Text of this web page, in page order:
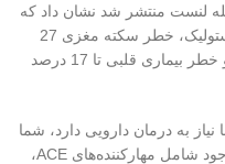
لنست منتشر شد نشان داد که
به ازای هر کاهش 10 در فشار خون سیستولیک، خطر سکته مغزی 27
درصد، خطر نارسایی قلبی تا 28 درصد و خطر بیماری قلبی تا 17 درصد
به درمان دارویی دارد، شما
چندین گزینه دارید. برخی از داروهای موجود شامل مهارکننده‌های ACE،